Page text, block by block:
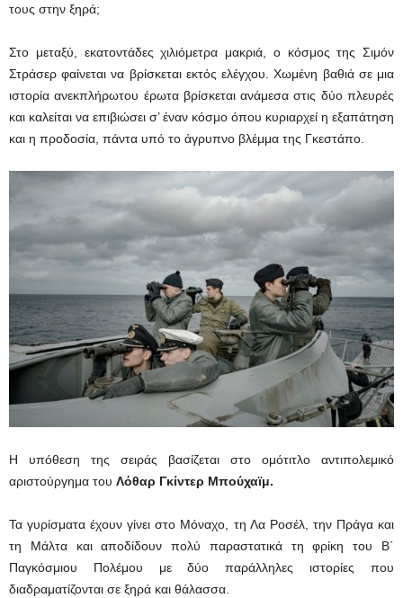
τους στην ξηρά;
Στο μεταξύ, εκατοντάδες χιλιόμετρα μακριά, o κόσμος της Σιμόν
Στράσερ φαίνεται να βρίσκεται εκτός ελέγχου. Χωμένη βαθιά σε μια
ιστορία ανεκπλήρωτου έρωτα βρίσκεται ανάμεσα στις δύο πλευρές
και καλείται να επιβιώσει σ’ έναν κόσμο όπου κυριαρχεί η εξαπάτηση
και η προδοσία, πάντα υπό το άγρυπνο βλέμμα της Γκεστάπο.
Η υπόθεση της σειράς βασίζεται στο ομότιτλο αντιπολεμικό
αριστούργημα του Λόθαρ Γκίντερ Μπούχαϊμ.
Τα γυρίσματα έχουν γίνει στο Μόναχο, τη Λα Ροσέλ, την Πράγα και
τη Μάλτα και αποδίδουν πολύ παραστατικά τη φρίκη του Β΄
Παγκόσμιου Πολέμου με δύο παράλληλες ιστορίες που
διαδραματίζονται σε ξηρά και θάλασσα.